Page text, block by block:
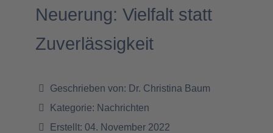
Neuerung: Vielfalt statt
Zuverlässigkeit
Geschrieben von: Dr. Christina Baum
Kategorie: Nachrichten
Erstellt: 04. November 2022